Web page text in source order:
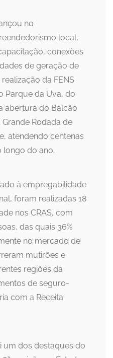
no
local,
conexões
de geração de
da FENS
Parque da Uva, do
abertura do Balcão
Rodada de
atendendo centenas
longo do ano.
à empregabilidade
foram realizadas 18
nos CRAS, com
das quais 36%
no mercado de
mutirões e
regiões da
de seguro-
com a Receita
um dos destaques do